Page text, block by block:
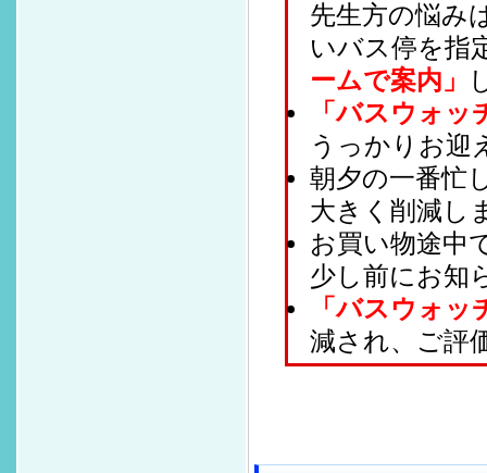
先生方の悩み
いバス停を指
ームで案内」
「バスウォッ
うっかりお迎
朝夕の一番忙
大きく削減し
お買い物途中
少し前にお知
「バスウォッ
減され、ご評